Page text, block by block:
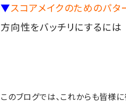
▼スコアメイクのためのパ
方向性をバッチリにするには
このブログでは、これからも皆様